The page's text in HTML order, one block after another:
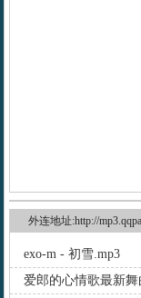
外连地址:http://
exo-m - 初雪.mp3
爱郎的心情歌最新舞